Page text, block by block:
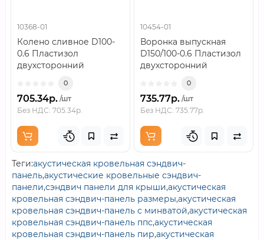
10368-01
Колено сливное D100-
0.6 Пластизол
двухсторонний
0
705.34р. /шт
Без НДС: 705.34р.
10454-01
Воронка выпускная
D150/100-0.6 Пластизол
двухсторонний
0
735.77р. /шт
Без НДС: 735.77р.
Теги:акустическая кровельная сэндвич-
панель,акустические кровельные сэндвич-
панели,сэндвич панели для крыши,акустическая
кровельная сэндвич-панель размеры,акустическая
кровельная сэндвич-панель с минватой,акустическая
кровельная сэндвич-панель ппс,акустическая
кровельная сэндвич-панель пир,акустическая